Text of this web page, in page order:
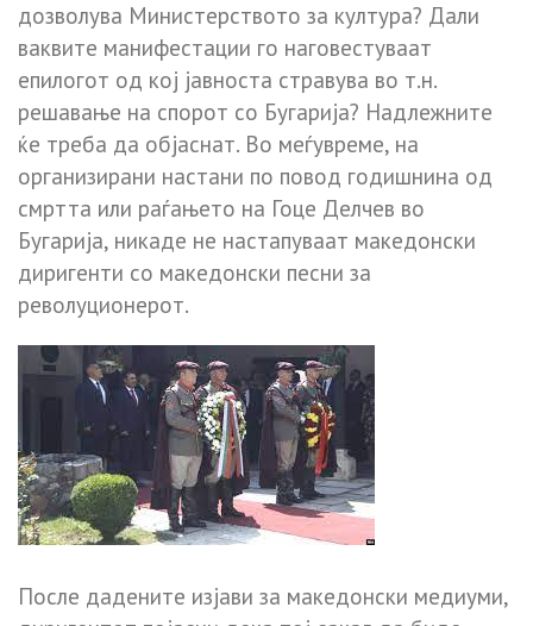
дозволува Министерството за култура? Дали
ваквите манифестации го наговестуваат
епилогот од кој јавноста стравува во т.н.
решавање на спорот со Бугарија? Надлежните
ќе треба да објаснат. Во меѓувреме, на
организирани настани по повод годишнина од
смртта или раѓањето на Гоце Делчев во
Бугарија, никаде не настапуваат македонски
диригенти со македонски песни за
револуционерот.
После дадените изјави за македонски медиуми,